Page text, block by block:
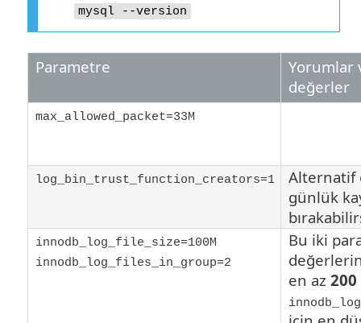
mysql --version
Parametre
Yorumlar
değerler
max_allowed_packet=33M
log_bin_trust_function_creators=1
Alternatif
günlük
innodb_log_file_size=100M
innodb_log_files_in_group=2
Bu iki
en az 200